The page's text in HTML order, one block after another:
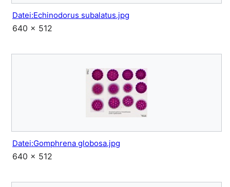
Datei:Echinodorus subalatus.jpg
640 × 512
Datei:Gomphrena globosa.jpg
640 × 512